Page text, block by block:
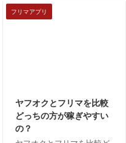
フリマアプリ
ヤフオクとフリマを比較
どっちの方が稼ぎやすい
の？